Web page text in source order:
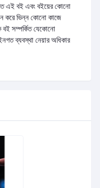
এই বই এবং বইয়ের কোনো
করে ভিন্ন কোনো কাজে
বই সম্পর্কিত যেকোনো
ব্যবস্থা নেয়ার অধিকার